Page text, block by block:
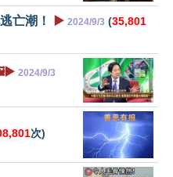
亡潮！ ▶️ 2024/9/3 (35,801
2024/9/3
次)